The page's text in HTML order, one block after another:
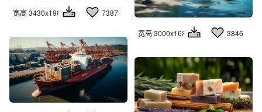
宽高 3430x1960 7387
宽高 3000x1681 3846